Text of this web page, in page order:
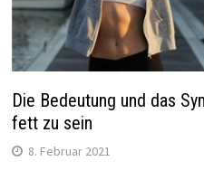
Die Bedeutung und das
fett zu sein
8. Februar 2021